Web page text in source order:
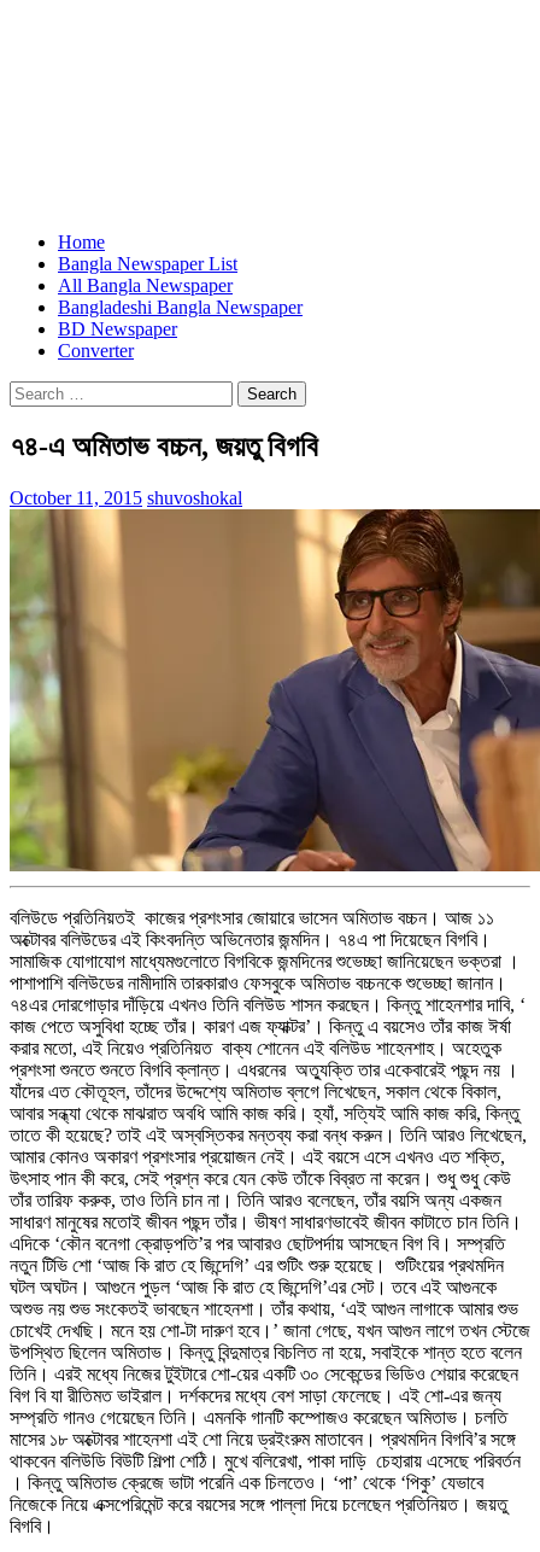
Home
Bangla Newspaper List
All Bangla Newspaper
Bangladeshi Bangla Newspaper
BD Newspaper
Converter
Search
for:
৭৪-এ অমিতাভ বচ্চন, জয়তু বিগবি
October 11, 2015 shuvoshokal
বলিউডে প্রতিনিয়তই কাজের প্রশংসার জোয়ারে ভাসেন অমিতাভ বচ্চন। আজ ১১
অক্টোবর বলিউডের এই কিংবদন্তি অভিনেতার জন্মদিন। ৭৪এ পা দিয়েছেন বিগবি।
সামাজিক যোগাযোগ মাধ্যেমগুলোতে বিগবিকে জন্মদিনের শুভেচ্ছা জানিয়েছেন ভক্তরা ।
পাশাপাশি বলিউডের নামীদামি তারকারাও ফেসবুকে অমিতাভ বচ্চনকে শুভেচ্ছা জানান।
৭৪এর দোরগোড়ার দাঁড়িয়ে এখনও তিনি বলিউড শাসন করছেন। কিন্তু শাহেনশার দাবি, ‘
কাজ পেতে অসুবিধা হচ্ছে তাঁর। কারণ এজ ফ্যাক্টর’। কিন্তু এ বয়সেও তাঁর কাজ ঈর্ষা
করার মতো, এই নিয়েও প্রতিনিয়ত বাক্য শোনেন এই বলিউড শাহেনশাহ। অহেতুক
প্রশংসা শুনতে শুনতে বিগবি ক্লান্ত। এধরনের অত্যুক্তি তার একেবারেই পছন্দ নয় ।
যাঁদের এত কৌতূহল, তাঁদের উদ্দেশ্যে অমিতাভ ব্লগে লিখেছেন, সকাল থেকে বিকাল,
আবার সন্ধ্যা থেকে মাঝরাত অবধি আমি কাজ করি। হ্যাঁ, সত্যিই আমি কাজ করি, কিন্তু
তাতে কী হয়েছে? তাই এই অস্বস্তিকর মন্তব্য করা বন্ধ করুন। তিনি আরও লিখেছেন,
আমার কোনও অকারণ প্রশংসার প্রয়োজন নেই। এই বয়সে এসে এখনও এত শক্তি,
উৎসাহ পান কী করে, সেই প্রশ্ন করে যেন কেউ তাঁকে বিব্রত না করেন। শুধু শুধু কেউ
তাঁর তারিফ করুক, তাও তিনি চান না। তিনি আরও বলেছেন, তাঁর বয়সি অন্য একজন
সাধারণ মানুষের মতোই জীবন পছন্দ তাঁর। ভীষণ সাধারণভাবেই জীবন কাটাতে চান তিনি।
এদিকে ‘কৌন বনেগা ক্রোড়পতি’র পর আবারও ছোটপর্দায় আসছেন বিগ বি। সম্প্রতি
নতুন টিভি শো ‘আজ কি রাত হে জিন্দেগি’ এর শুটিং শুরু হয়েছে। শুটিংয়ের প্রথমদিন
ঘটল অঘটন। আগুনে পুড়ল ‘আজ কি রাত হে জিন্দেগি’এর সেট। তবে এই আগুনকে
অশুভ নয় শুভ সংকেতই ভাবছেন শাহেনশা। তাঁর কথায়, ‘এই আগুন লাগাকে আমার শুভ
চোখেই দেখছি। মনে হয় শো-টা দারুণ হবে।’ জানা গেছে, যখন আগুন লাগে তখন স্টেজে
উপস্থিত ছিলেন অমিতাভ। কিন্তু বিন্দুমাত্র বিচলিত না হয়ে, সবাইকে শান্ত হতে বলেন
তিনি। এরই মধ্যে নিজের টুইটারে শো-য়ের একটি ৩০ সেকেন্ডের ভিডিও শেয়ার করেছেন
বিগ বি যা রীতিমত ভাইরাল। দর্শকদের মধ্যে বেশ সাড়া ফেলেছে। এই শো-এর জন্য
সম্প্রতি গানও গেয়েছেন তিনি। এমনকি গানটি কম্পোজও করেছেন অমিতাভ। চলতি
মাসের ১৮ অক্টোবর শাহেনশা এই শো নিয়ে ড্রইংরুম মাতাবেন। প্রথমদিন বিগবি’র সঙ্গে
থাকবেন বলিউডি বিউটি শিল্পা শেঠি। মুখে বলিরেখা, পাকা দাড়ি চেহারায় এসেছে পরিবর্তন
। কিন্তু অমিতাভ ক্রেজে ভাটা পরেনি এক চিলতেও। ‘পা’ থেকে ‘পিকু’ যেভাবে
নিজেকে নিয়ে এক্সপেরিমেন্ট করে বয়সের সঙ্গে পাল্লা দিয়ে চলেছেন প্রতিনিয়ত। জয়তু
বিগবি।